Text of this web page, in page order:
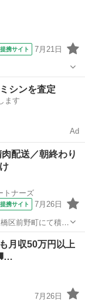
提携サイト 7月21日
月/火/水/木/金/土/
シンを査定
ます
Ad
配送／朝終わり
トナーズ
提携サイト 7月26日
区前野町にて積込
月収50万円以上
7月26日